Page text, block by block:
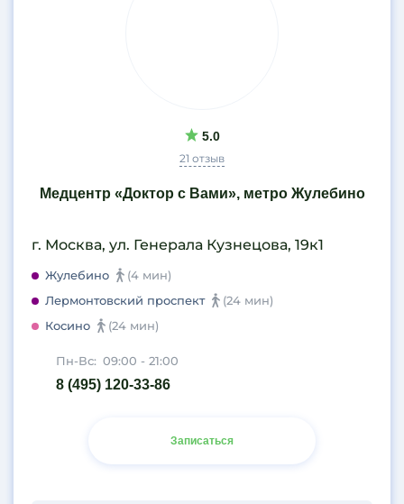
5.0
21 отзыв
Медцентр «Доктор с Вами», метро Жулебино
г. Москва, ул. Генерала Кузнецова, 19к1
Жулебино
(4 мин)
Лермонтовский проспект
(24 мин)
Косино
(24 мин)
Пн-Вс: 09:00 - 21:00
8 (495) 120-33-86
Записаться